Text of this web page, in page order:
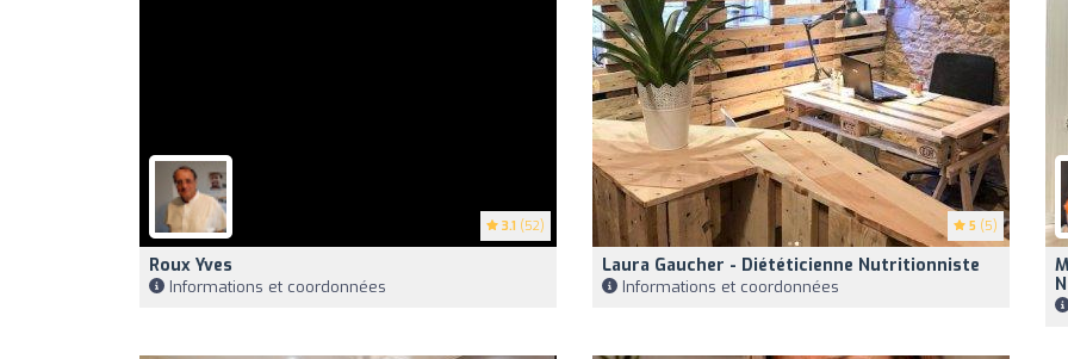
3.1 (52)
Roux Yves
Informations et coordonnées
5 (5)
Laura Gaucher - Diététicienne Nutritionniste
Informations et coordonnées